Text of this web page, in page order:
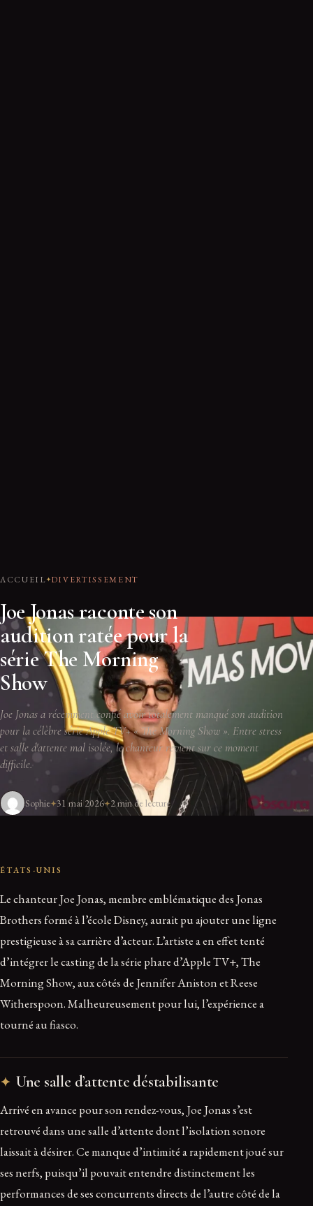
ACCUEIL DIVERTISSEMENT
Joe Jonas raconte son
audition ratée pour la
série The Morning
Show
Joe Jonas a récemment confié avoir totalement manqué son audition
pour la célèbre série Apple TV+ « The Morning Show ». Entre stress
et salle d'attente mal isolée, le chanteur revient sur ce moment
difficile.
Sophie 31 mai 2026 2 min de lecture
ÉTATS-UNIS
Le chanteur Joe Jonas, membre emblématique des Jonas
Brothers formé à l’école Disney, aurait pu ajouter une ligne
prestigieuse à sa carrière d’acteur. L’artiste a en effet tenté
d’intégrer le casting de la série phare d’Apple TV+, The
Morning Show, aux côtés de Jennifer Aniston et Reese
Witherspoon. Malheureusement pour lui, l’expérience a
tourné au fiasco.
Une salle d’attente déstabilisante
Arrivé en avance pour son rendez-vous, Joe Jonas s’est
retrouvé dans une salle d’attente dont l’isolation sonore
laissait à désirer. Ce manque d’intimité a rapidement joué sur
ses nerfs, puisqu’il pouvait entendre distinctement les
performances de ses concurrents directs de l’autre côté de la